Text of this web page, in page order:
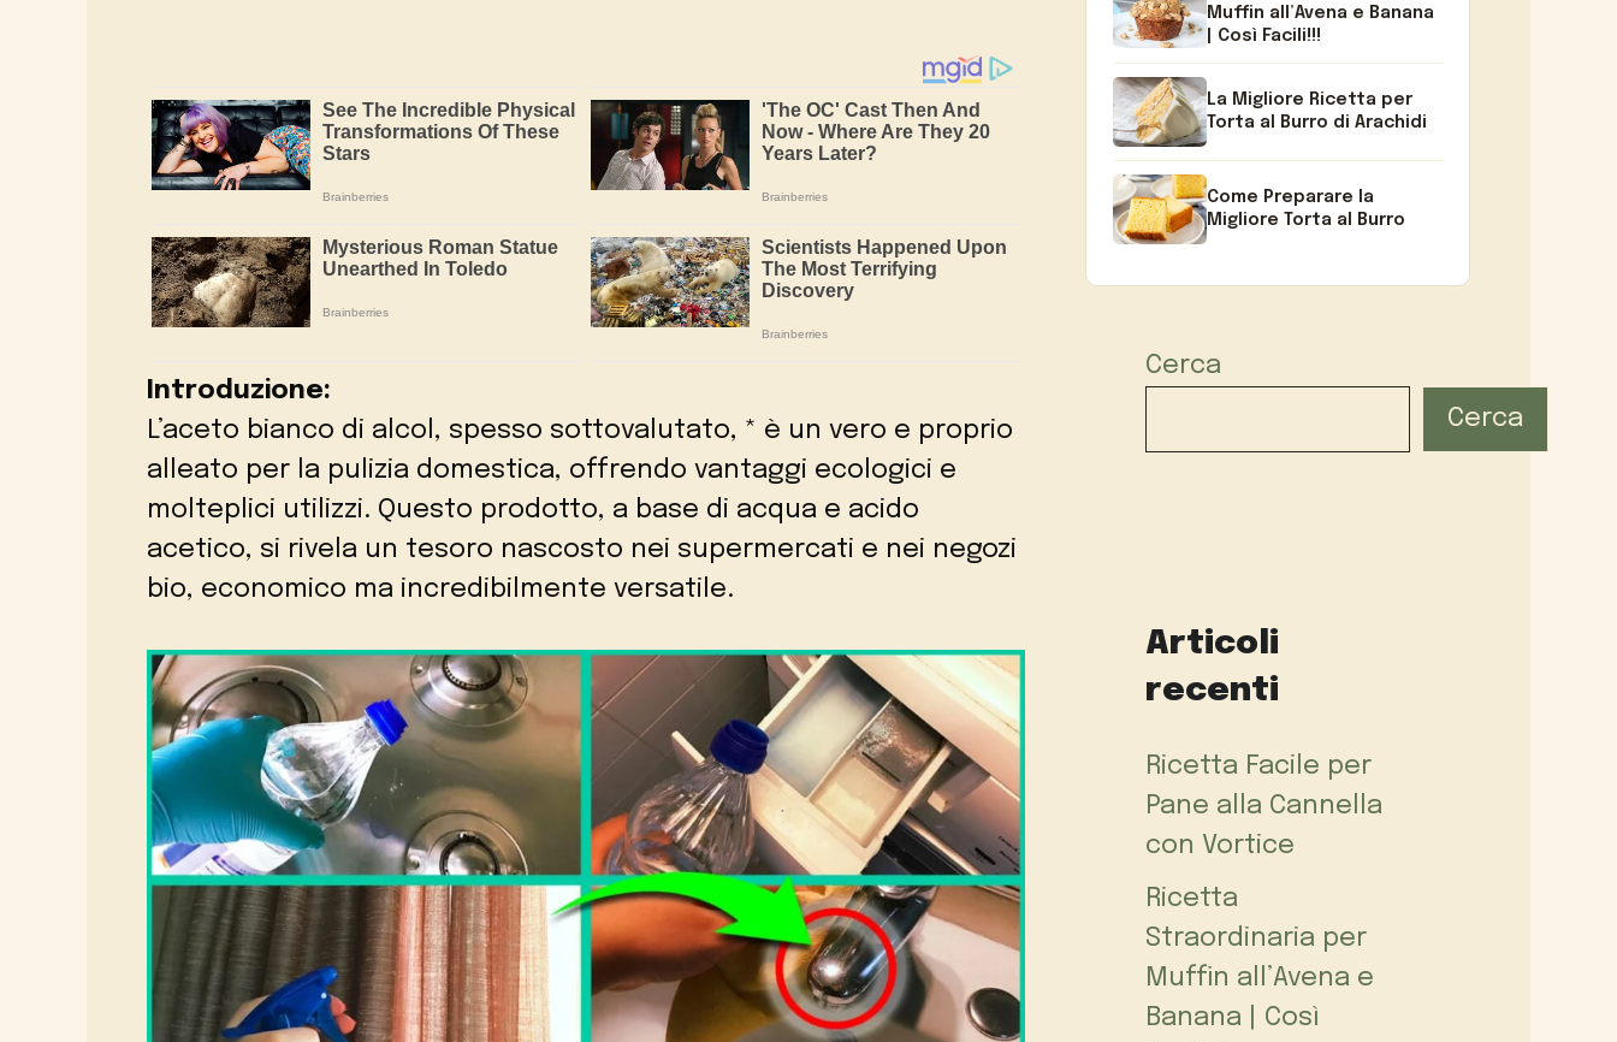
Introduzione:
L’aceto bianco di alcol, spesso sottovalutato, * è un vero e proprio
alleato per la pulizia domestica, offrendo vantaggi ecologici e
molteplici utilizzi. Questo prodotto, a base di acqua e acido
acetico, si rivela un tesoro nascosto nei supermercati e nei negozi
bio, economico ma incredibilmente versatile.
Muffin all’Avena e Banana
| Così Facili!!!
La Migliore Ricetta per
Torta al Burro di Arachidi
Come Preparare la
Migliore Torta al Burro
Cerca
Cerca
Articoli
recenti
Ricetta Facile per
Pane alla Cannella
con Vortice
Ricetta
Straordinaria per
Muffin all’Avena e
Banana | Così